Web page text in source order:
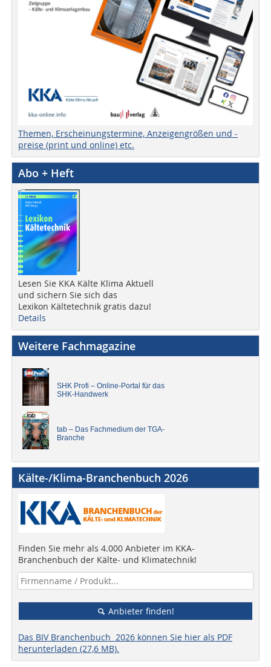
Themen, Erscheinungstermine, Anzeigengrößen und -
preise (print und online) etc.
Abo + Heft
Lesen Sie KKA Kälte Klima Aktuell
und sichern Sie sich das
Lexikon Kältetechnik gratis dazu!
Details
Weitere Fachmagazine
SHK Profi – Online-Portal für das
SHK-Handwerk
tab – Das Fachmedium der TGA-
Branche
Kälte-/Klima-Branchenbuch 2026
Finden Sie mehr als 4.000 Anbieter im KKA-
Branchenbuch der Kälte- und Klimatechnik!
Anbieter finden!
Das BIV Branchenbuch 2026 können Sie hier als PDF
herunterladen (27,6 MB).